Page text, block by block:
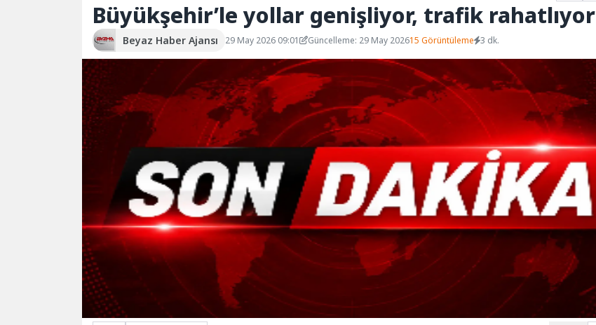
Büyükşehir’le yollar genişliyor, trafik rahatlıyor
Beyaz Haber Ajansı 29 May 2026 09:01 Güncelleme: 29 May 202615 Görüntüleme 3 dk.